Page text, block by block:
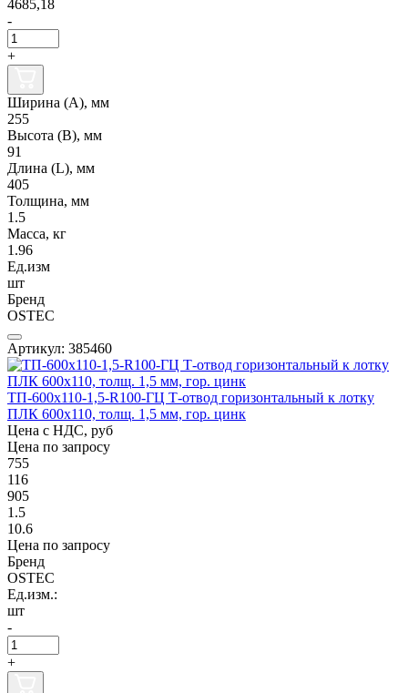
4685,18
-
+
Ширина (А), мм
255
Высота (В), мм
91
Длина (L), мм
405
Толщина, мм
1.5
Масса, кг
1.96
Ед.изм
шт
Бренд
OSTEC
Артикул: 385460
ТП-600х110-1,5-R100-ГЦ Т-отвод горизонтальный к лотку
ПЛК 600х110, толщ. 1,5 мм, гор. цинк
Цена с НДС, руб
Цена по запросу
755
116
905
1.5
10.6
Цена по запросу
Бренд
OSTEC
Ед.изм.:
шт
-
+